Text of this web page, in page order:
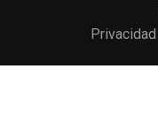
Privacidad